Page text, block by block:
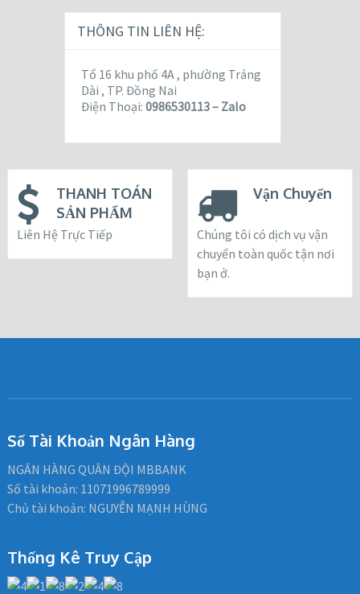
THÔNG TIN LIÊN HỆ:
Tổ 16 khu phố 4A , phường Trảng
Dài , TP. Đồng Nai
Điện Thoại:0986530113 – Zalo
THANH TOÁN
SẢN PHẨM
Liên Hệ Trực Tiếp
Vận Chuyển
Chúng tôi có dịch vụ vận
chuyển toàn quốc tận nơi
bạn ở.
Số Tài Khoản Ngân Hàng
NGÂN HÀNG QUÂN ĐỘI MBBANK
Số tài khoản: 11071996789999
Chủ tài khoản: NGUYỄN MẠNH HÙNG
Thống Kê Truy Cập